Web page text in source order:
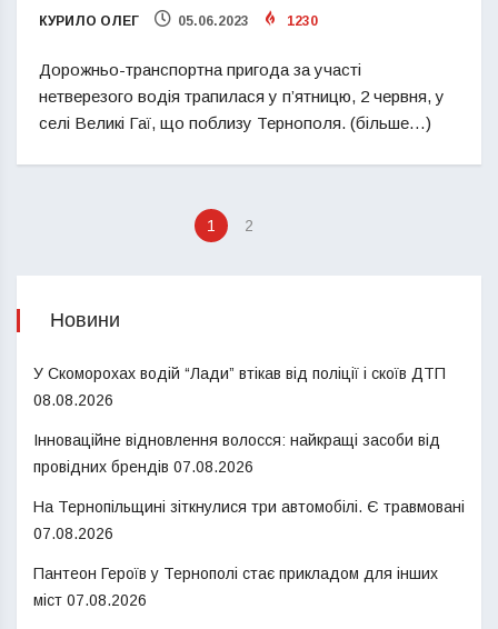
КУРИЛО ОЛЕГ 05.06.2023 1230
Дорожньо-транспортна пригода за участі
нетверезого водія трапилася у п’ятницю, 2 червня, у
селі Великі Гаї, що поблизу Тернополя. (більше…)
1 2
Новини
У Скоморохах водій “Лади” втікав від поліції і скоїв ДТП
08.08.2026
Інноваційне відновлення волосся: найкращі засоби від
провідних брендів 07.08.2026
На Тернопільщині зіткнулися три автомобілі. Є травмовані
07.08.2026
Пантеон Героїв у Тернополі стає прикладом для інших
міст 07.08.2026